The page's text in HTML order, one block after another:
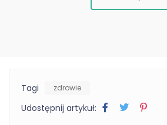
Tagi zdrowie
Udostępnij artykuł: